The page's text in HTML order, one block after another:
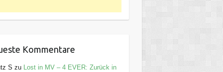
Kommentare
S zu
Lost in MV – 4 EVER: Zurück in